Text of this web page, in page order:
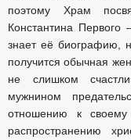
поэтому Храм
Константина
знает её биографию,
получится обычная
не слишком
мужнином
отношению к
распространению